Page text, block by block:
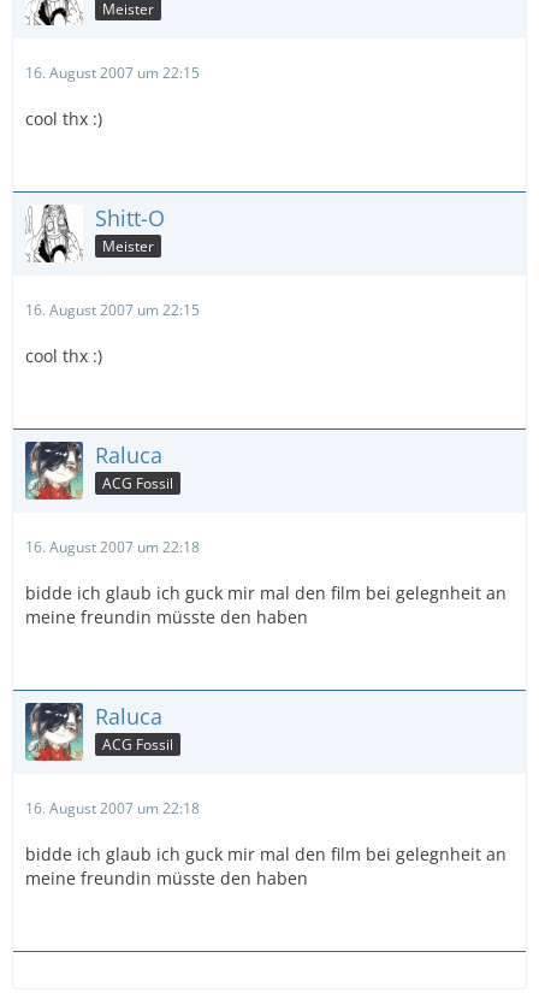
Meister
16. August 2007 um 22:15
cool thx :)
Shitt-O
Meister
16. August 2007 um 22:15
cool thx :)
Raluca
ACG Fossil
16. August 2007 um 22:18
bidde ich glaub ich guck mir mal den film bei gelegnheit an
meine freundin müsste den haben
Raluca
ACG Fossil
16. August 2007 um 22:18
bidde ich glaub ich guck mir mal den film bei gelegnheit an
meine freundin müsste den haben